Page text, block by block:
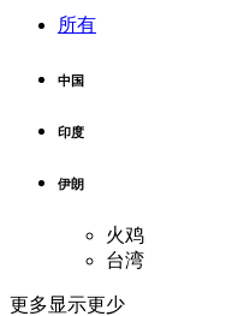
所有
中国
印度
伊朗
火鸡
台湾
更多显示更少